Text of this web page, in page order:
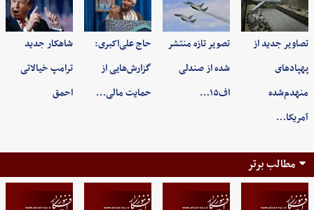
تصاویر جدید از
پهپادهای
منهدم‌شده
آمریکا…
تصویر تازه منتشر
شده از صندلی
اف۱۵…
حاج علی‌اکبری:
گزارش‌هایی از
حمایت مالی…
شاهکار جدید
ترامپ خیالاتی
احمق
مطالب برتر